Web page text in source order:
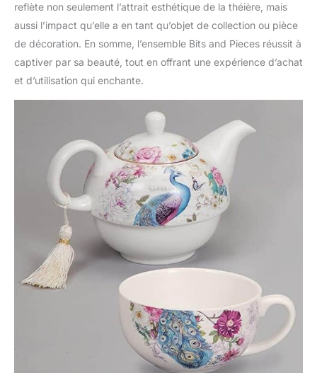
reflète non seulement l’attrait esthétique de la théière, mais
aussi l’impact qu’elle a en tant qu’objet de collection ou pièce
de décoration. En somme, l’ensemble Bits and Pieces réussit à
captiver par sa beauté, tout en offrant une expérience d’achat
et d’utilisation qui enchante.